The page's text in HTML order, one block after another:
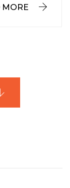
MORE